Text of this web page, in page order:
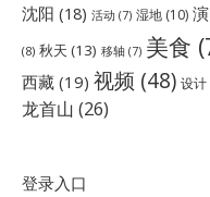
沈阳 (18) 活动 (7) 湿地 (10)
(8) 秋天 (13) 移轴 (7) 美食
西藏 (19) 视频 (48) 设计
龙首山 (26)
登录入口